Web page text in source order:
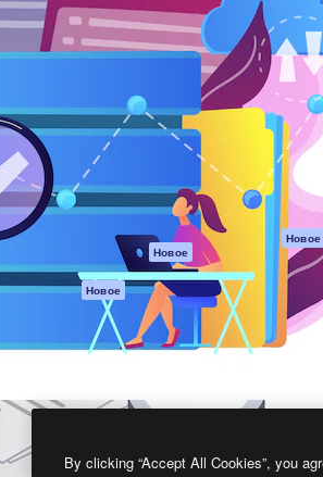
Spaces
ИИ-помощник
Генератор
Генератор видео
ИИ
Генератор голоса
на основе ИИ
Стоковый контент
Claude/ChatGPT
Новое
Агенты Новое
Мобильное
Magnific
Academy
Документация по
Пакету ИИ
Служба
поддержки
Условия и
положения
Политика
Оригиналы Новое
Политика
cookie
Центр доверия
Партнеры
By clicking “Accept All Cookies”, you